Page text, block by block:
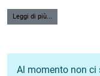
risparmio, comfort e
Leggi di più...
Al momento non ci